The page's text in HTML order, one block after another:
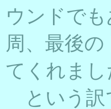
ウンドで
周、最後
てくれま
という訳